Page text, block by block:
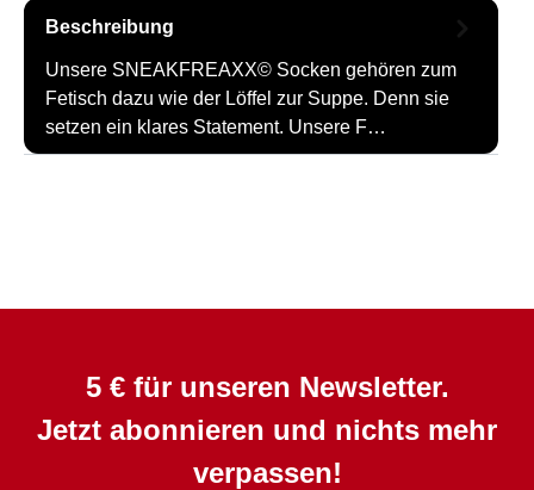
Beschreibung
Unsere SNEAKFREAXX© Socken gehören zum
Fetisch dazu wie der Löffel zur Suppe. Denn sie
setzen ein klares Statement. Unsere F…
5 € für unseren Newsletter.
Jetzt abonnieren und nichts mehr
verpassen!